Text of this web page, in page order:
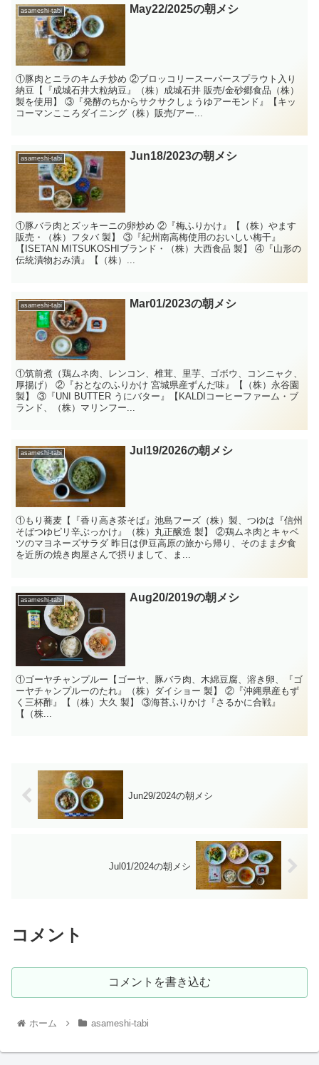
asameshi-tabi May22/2025の朝メシ
①豚肉とニラのキムチ炒め ②ブロッコリースーパースプラウト入り
納豆【『成城石井大粒納豆』（株）成城石井 販売/金砂郷食品（株）
製を使用】 ③『発酵のちからサクサクしょうゆアーモンド』【キッ
コーマンこころダイニング（株）販売/アー...
asameshi-tabi Jun18/2023の朝メシ
①豚バラ肉とズッキーニの卵炒め ②『梅ふりかけ』【（株）やます
販売・（株）フタバ 製】 ③『紀州南高梅使用のおいしい梅干』
【ISETAN MITSUKOSHIブランド・（株）大西食品 製】 ④『山形の
伝統漬物おみ漬』【（株）...
asameshi-tabi Mar01/2023の朝メシ
①筑前煮（鶏ムネ肉、レンコン、椎茸、里芋、ゴボウ、コンニャク、
厚揚げ） ②『おとなのふりかけ 宮城県産ずんだ味』【（株）永谷園
製】 ③『UNI BUTTER うにバター』【KALDIコーヒーファーム・ブ
ランド、（株）マリンフー...
asameshi-tabi Jul19/2026の朝メシ
①もり蕎麦【『香り高き茶そば』池島フーズ（株）製、つゆは『信州
そばつゆピリ辛ぶっかけ』（株）丸正醸造 製】 ②鶏ムネ肉とキャベ
ツのマヨネーズサラダ 昨日は伊豆高原の旅から帰り、そのまま夕食
を近所の焼き肉屋さんで摂りまして、ま...
asameshi-tabi Aug20/2019の朝メシ
①ゴーヤチャンプルー【ゴーヤ、豚バラ肉、木綿豆腐、溶き卵、『ゴ
ーヤチャンプルーのたれ』（株）ダイショー 製】 ②『沖縄県産もず
く三杯酢』【（株）大久 製】 ③海苔ふりかけ『さるかに合戦』
【（株...
Jun29/2024の朝メシ
Jul01/2024の朝メシ
コメント
コメントを書き込む
ホーム asameshi-tabi